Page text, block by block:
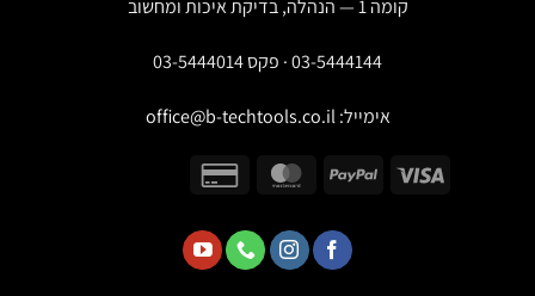
03-5444144 · פקס 03-5444014
אימייל:office@b-techtools.co.il